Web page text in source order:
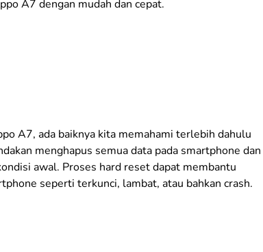
A7 dengan mudah dan cepat.
A7, ada baiknya kita memahami terlebih dahulu
menghapus semua data pada smartphone dan
awal. Proses hard reset dapat membantu
seperti terkunci, lambat, atau bahkan crash.